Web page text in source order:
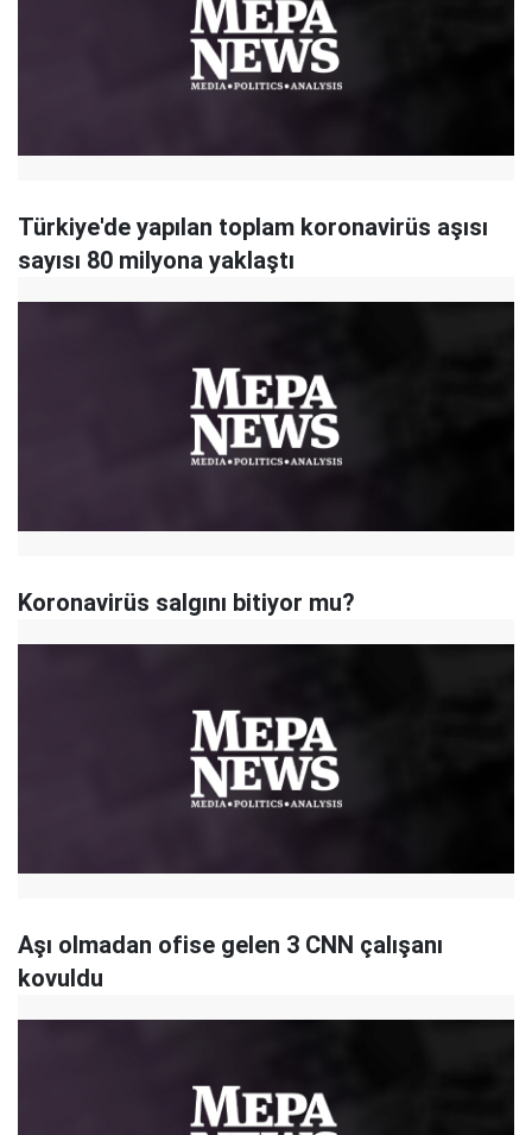
Türkiye'de yapılan toplam koronavirüs aşısı
sayısı 80 milyona yaklaştı
Koronavirüs salgını bitiyor mu?
Aşı olmadan ofise gelen 3 CNN çalışanı
kovuldu